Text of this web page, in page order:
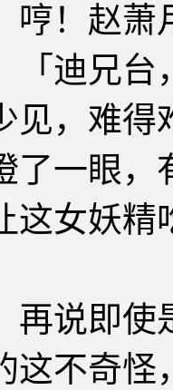
赵萧月
兄台，
见，难得
了一眼，
这女妖精
即使是
这不奇怪